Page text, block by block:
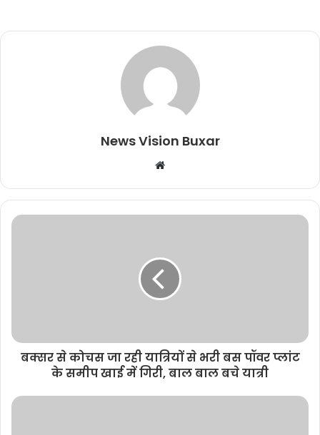
News Vision Buxar
b
s
e
बक्सर से कोचस जा रही यात्रियों से भरी बस पॉवर प्लांट
के समीप खाई में गिरी, बाल बाल बचे यात्री